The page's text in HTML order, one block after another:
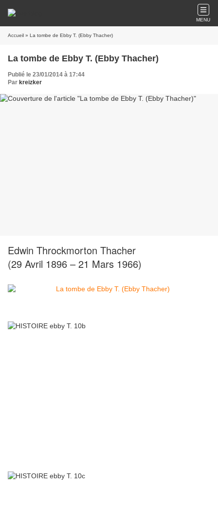
MENU
Accueil » La tombe de Ebby T. (Ebby Thacher)
La tombe de Ebby T. (Ebby Thacher)
Publié le 23/01/2014 à 17:44
Par kreizker
Edwin Throckmorton Thacher
(29 Avril 1896 – 21 Mars 1966)